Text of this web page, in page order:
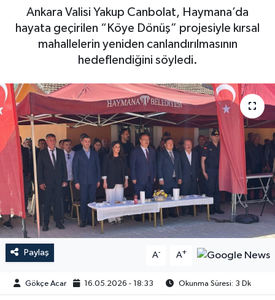
Ankara Valisi Yakup Canbolat, Haymana’da
hayata geçirilen “Köye Dönüş” projesiyle kırsal
mahallelerin yeniden canlandırılmasının
hedeflendiğini söyledi.
Paylaş A- A+
Gökçe Acar 16.05.2026 - 18:33 Okunma Süresi: 3 Dk